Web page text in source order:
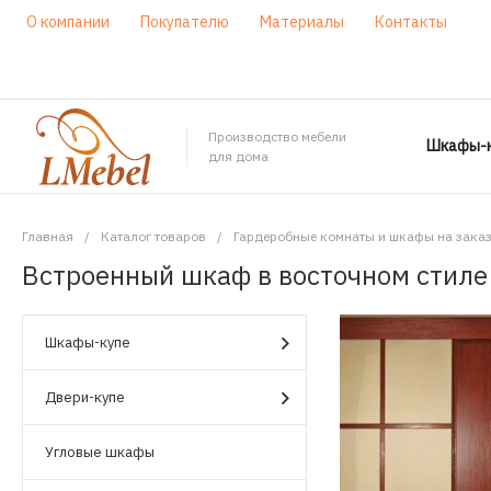
О компании Покупателю Материалы Контакты
Производство мебели
для дома
Шкафы-
Главная / Каталог товаров / Гардеробные комнаты и шкафы на заказ
Встроенный шкаф в восточном
Шкафы-купе
Двери-купе
Угловые шкафы